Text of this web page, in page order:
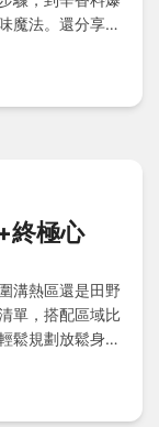
魔法。還分享獨
佳餚！
終極心
溝熱區還是田野
單，搭配區域比
鬆規劃放鬆身心